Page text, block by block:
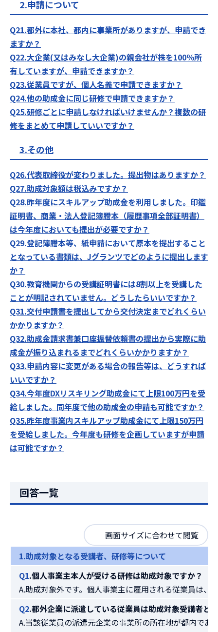
2.申請について
Q21.都外に本社、都内に事業所がありますが、申請でき
ますか？
Q22.大企業(又はみなし大企業)の親会社が株を100％所
有していますが、申請できますか？
Q23.従業員ですが、個人名義で申請できますか？
Q24.他の助成金に同じ研修で申請できますか？
Q25.研修ごとに申請しなければいけませんか？複数の研
修をまとめて申請していいですか？
3.その他
Q26.代表取締役が変わりました。提出物はありますか？
Q27.助成対象額は税込みですか？
Q28.昨年度にスキルアップ助成金を利用しました。 印鑑
証明書、商業・法人登記簿謄本（履歴事項全部証明書）
は今年度においても提出が必要ですか？
Q29.登記簿謄本等、紙申請において原本を提出すること
となっている書類は、Jグランツでどのように提出します
か？
Q30.教育機関からの受講証明書には8割以上を受講した
ことが明記されていません。 どうしたらいいですか？
Q31.交付申請書を提出してから交付決定までどれくらい
かかりますか？
Q32.助成金請求書兼口座振替依頼書の提出から実際に助
成金が振り込まれるまでどれくらいかかりますか？
Q33.申請内容に変更がある場合の報告等は、どうすれば
いいですか？
Q34.今年度DXリスキリング助成金にて上限100万円を受
給しました。 同年度で他の助成金の申請も可能ですか？
Q35.昨年度事業内スキルアップ助成金にて上限150万円
を受給しました。 今年度も研修を企画していますが申請
は可能ですか？
回答一覧
画面サイズに合わせて閲覧
1.助成対象となる受講者、研修等について
Q1.個人事業主本人が受ける研修は助成対象ですか？
A.助成対象外です。個人事業主に雇用される従業員は
Q2.都外企業に派遣している従業員は助成対象受講者と
A.当該従業員の派遣元企業の事業所の所在地が都内であ